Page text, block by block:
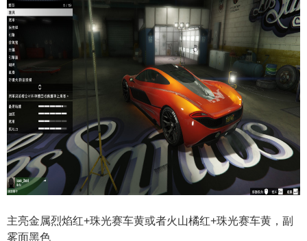
主亮金属烈焰红+珠光赛车黄或者火山橘红+珠光赛车黄，副
雾面黑色